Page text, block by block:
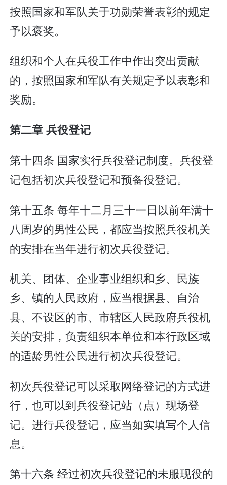
按照国家和军队关于功勋荣誉表彰的规定
予以褒奖。
组织和个人在兵役工作中作出突出贡献
的，按照国家和军队有关规定予以表彰和
奖励。
第二章 兵役登记
第十四条 国家实行兵役登记制度。兵役登
记包括初次兵役登记和预备役登记。
第十五条 每年十二月三十一日以前年满十
八周岁的男性公民，都应当按照兵役机关
的安排在当年进行初次兵役登记。
机关、团体、企业事业组织和乡、民族
乡、镇的人民政府，应当根据县、自治
县、不设区的市、市辖区人民政府兵役机
关的安排，负责组织本单位和本行政区域
的适龄男性公民进行初次兵役登记。
初次兵役登记可以采取网络登记的方式进
行，也可以到兵役登记站（点）现场登
记。进行兵役登记，应当如实填写个人信
息。
第十六条 经过初次兵役登记的未服现役的